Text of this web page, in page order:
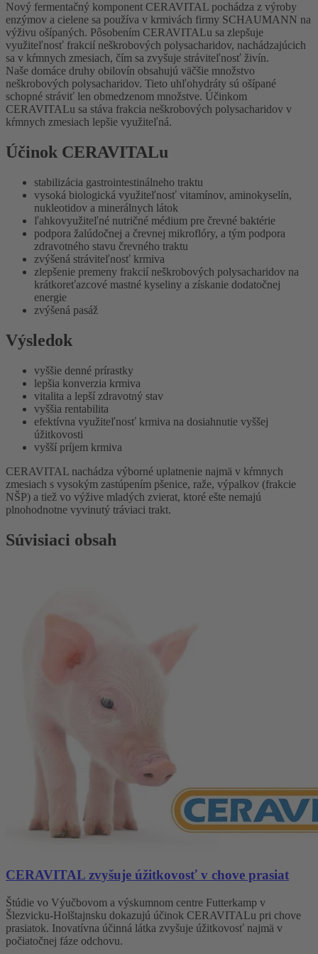
Nový fermentačný komponent CERAVITAL pochádza z výroby
enzýmov a cielene sa používa v krmivách firmy SCHAUMANN na
výživu ošípaných. Pôsobením CERAVITALu sa zlepšuje
využiteľnosť frakcií neškrobových polysacharidov, nachádzajúcich
sa v kŕmnych zmesiach, čím sa zvyšuje stráviteľnosť živín.
Naše domáce druhy obilovín obsahujú väčšie množstvo
neškrobových polysacharidov. Tieto uhľohydráty sú ošípané
schopné stráviť len obmedzenom množstve. Účinkom
CERAVITALu sa stáva frakcia neškrobových polysacharidov v
kŕmnych zmesiach lepšie využiteľná.
Účinok CERAVITALu
stabilizácia gastrointestinálneho traktu
vysoká biologická využiteľnosť vitamínov, aminokyselín,
nukleotidov a minerálnych látok
ľahkovyužiteľné nutričné médium pre črevné baktérie
podpora žalúdočnej a črevnej mikroflóry, a tým podpora
zdravotného stavu črevného traktu
zvýšená stráviteľnosť krmiva
zlepšenie premeny frakcií neškrobových polysacharidov na
krátkoreťazcové mastné kyseliny a získanie dodatočnej
energie
zvýšená pasáž
Výsledok
vyššie denné prírastky
lepšia konverzia krmiva
vitalita a lepší zdravotný stav
vyššia rentabilita
efektívna využiteľnosť krmiva na dosiahnutie vyššej
úžitkovosti
vyšší príjem krmiva
CERAVITAL nachádza výborné uplatnenie najmä v kŕmnych
zmesiach s vysokým zastúpením pšenice, raže, výpalkov (frakcie
NŠP) a tiež vo výžive mladých zvierat, ktoré ešte nemajú
plnohodnotne vyvinutý tráviaci trakt.
Súvisiaci obsah
CERAVITAL zvyšuje úžitkovosť v chove prasiat
Štúdie vo Výučbovom a výskumnom centre Futterkamp v
Šlezvicku-Holštajnsku dokazujú účinok CERAVITALu pri chove
prasiatok. Inovatívna účinná látka zvyšuje úžitkovosť najmä v
počiatočnej fáze odchovu.